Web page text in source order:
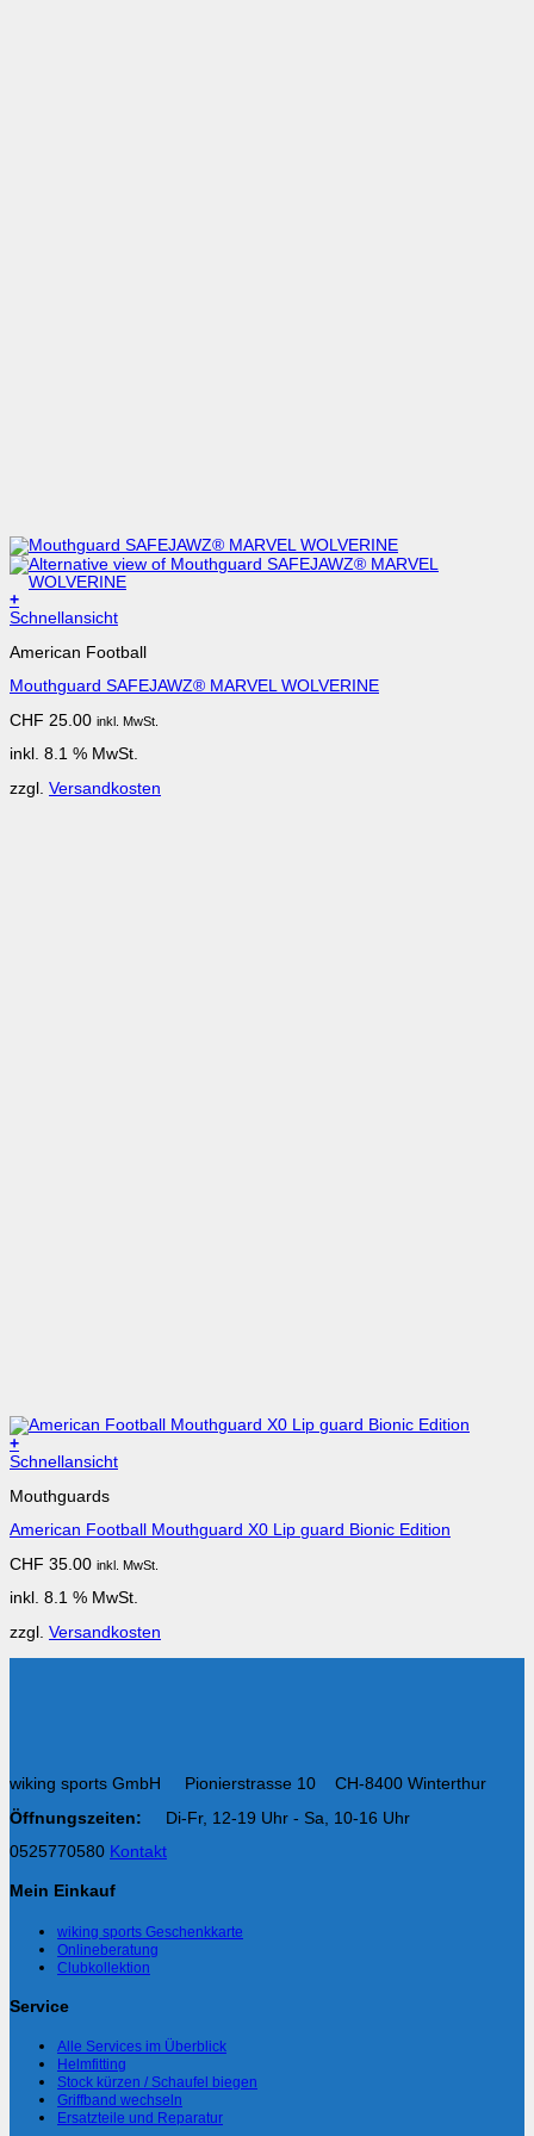
+
Schnellansicht
American Football
Mouthguard SAFEJAWZ® MARVEL WOLVERINE
CHF 25.00 inkl. MwSt.
inkl. 8.1 % MwSt.
zzgl. Versandkosten
+
Schnellansicht
Mouthguards
American Football Mouthguard X0 Lip guard Bionic Edition
CHF 35.00 inkl. MwSt.
inkl. 8.1 % MwSt.
zzgl. Versandkosten
wiking sports GmbH Pionierstrasse 10 CH-8400 Winterthur
Öffnungszeiten:
Di-Fr, 12-19 Uhr - Sa, 10-16 Uhr
0525770580 Kontakt
Mein Einkauf
wiking sports Geschenkkarte
Onlineberatung
Clubkollektion
Service
Alle Services im Überblick
Helmfitting
Stock kürzen / Schaufel biegen
Griffband wechseln
Ersatzteile und Reparatur